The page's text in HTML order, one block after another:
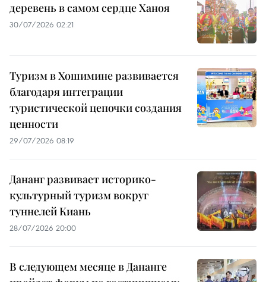
деревень в самом сердце Ханоя
30/07/2026 02:21
Туризм в Хошимине развивается
благодаря интеграции
туристической цепочки создания
ценности
29/07/2026 08:19
Дананг развивает историко-
культурный туризм вокруг
туннелей Киань
28/07/2026 20:00
В следующем месяце в Дананге